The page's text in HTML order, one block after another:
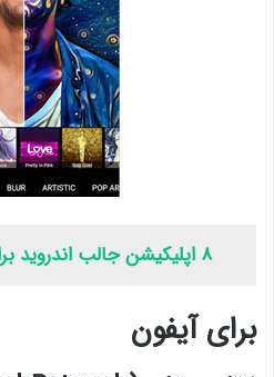
۸ اپلیکیشن جالب اندروید برای ایرانی ها
برای آیفون